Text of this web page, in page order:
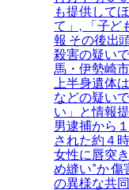
も提供して
て」, 「子ど
報 その後出
殺害の疑い
馬・伊勢崎
上半身遺体
などの疑い
い」と情報
男逮捕から
された約４
女性に唇突
め縫い”か
の異様な共